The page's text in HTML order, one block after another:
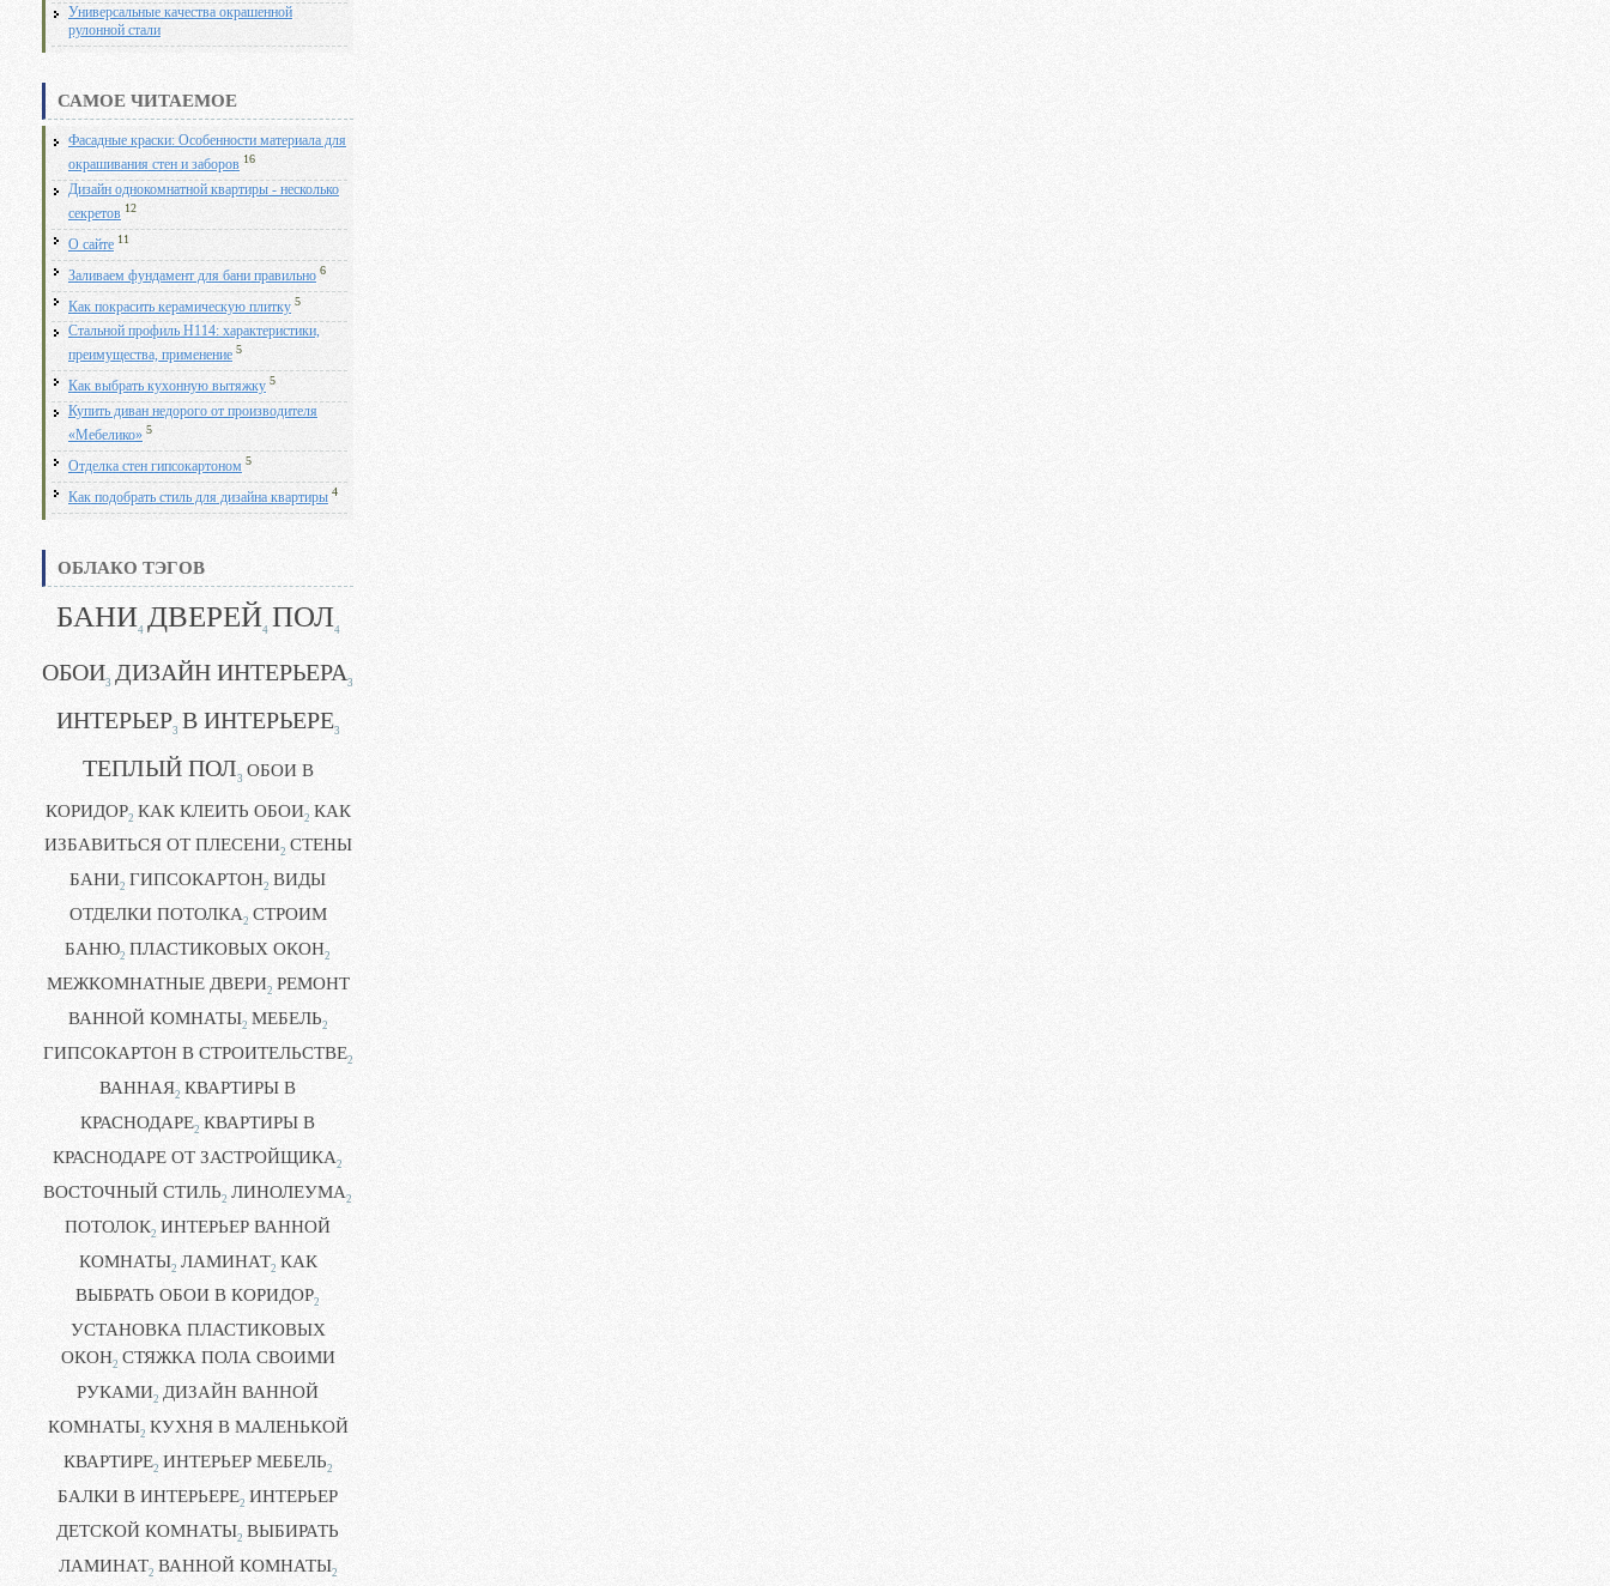
Универсальные качества окрашенной
рулонной стали
САМОЕ ЧИТАЕМОЕ
Фасадные краски: Особенности материала для
окрашивания стен и заборов 16
Дизайн однокомнатной квартиры - несколько
секретов 12
О сайте 11
Заливаем фундамент для бани правильно 6
Как покрасить керамическую плитку 5
Стальной профиль Н114: характеристики,
преимущества, применение 5
Как выбрать кухонную вытяжку 5
Купить диван недорого от производителя
«Мебелико» 5
Отделка стен гипсокартоном 5
Как подобрать стиль для дизайна квартиры 4
ОБЛАКО ТЭГОВ
БАНИ4 ДВЕРЕЙ4 ПОЛ4
ОБОИ3 ДИЗАЙН ИНТЕРЬЕРА3
ИНТЕРЬЕР3 В ИНТЕРЬЕРЕ3
ТЕПЛЫЙ ПОЛ3 ОБОИ В
КОРИДОР2 КАК КЛЕИТЬ ОБОИ2 КАК
ИЗБАВИТЬСЯ ОТ ПЛЕСЕНИ2 СТЕНЫ
БАНИ2 ГИПСОКАРТОН2 ВИДЫ
ОТДЕЛКИ ПОТОЛКА2 СТРОИМ
БАНЮ2 ПЛАСТИКОВЫХ ОКОН2
МЕЖКОМНАТНЫЕ ДВЕРИ2 РЕМОНТ
ВАННОЙ КОМНАТЫ2 МЕБЕЛЬ2
ГИПСОКАРТОН В СТРОИТЕЛЬСТВЕ2
ВАННАЯ2 КВАРТИРЫ В
КРАСНОДАРЕ2 КВАРТИРЫ В
КРАСНОДАРЕ ОТ ЗАСТРОЙЩИКА2
ВОСТОЧНЫЙ СТИЛЬ2 ЛИНОЛЕУМА2
ПОТОЛОК2 ИНТЕРЬЕР ВАННОЙ
КОМНАТЫ2 ЛАМИНАТ2 КАК
ВЫБРАТЬ ОБОИ В КОРИДОР2
УСТАНОВКА ПЛАСТИКОВЫХ
ОКОН2 СТЯЖКА ПОЛА СВОИМИ
РУКАМИ2 ДИЗАЙН ВАННОЙ
КОМНАТЫ2 КУХНЯ В МАЛЕНЬКОЙ
КВАРТИРЕ2 ИНТЕРЬЕР МЕБЕЛЬ2
БАЛКИ В ИНТЕРЬЕРЕ2 ИНТЕРЬЕР
ДЕТСКОЙ КОМНАТЫ2 ВЫБИРАТЬ
ЛАМИНАТ2 ВАННОЙ КОМНАТЫ2